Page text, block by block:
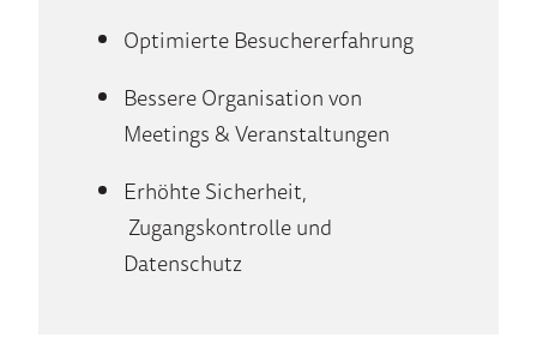
Optimierte Besuchererfahrung
Bessere Organisation von
Meetings & Veranstaltungen
Erhöhte Sicherheit,
Zugangskontrolle und
Datenschutz